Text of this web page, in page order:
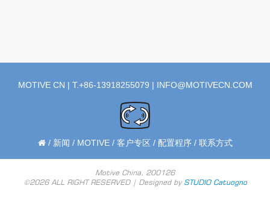
MOTIVE CN | T.+86-13918255079 | INFO@MOTIVECN.COM
/ 新闻 / MOTIVE/ 客户专区 / 配置程序/ 联系方式
Motive China, 200126
©2026 ALL RIGHT RESERVED | Designed by STUDIO Catuogno